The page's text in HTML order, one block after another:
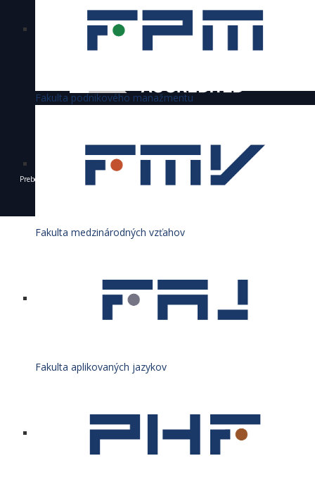
Fakulta podnikového manažmentu
Fakulta medzinárodných vzťahov
Fakulta aplikovaných jazykov
akreditovaná
Preberanie textov, fotografií a iných materiálov je dovolené výhradne len s povolením